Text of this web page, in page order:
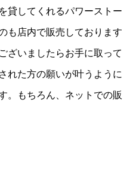
貸してくれるパワーストー
も店内で販売しております
ざいましたらお手に取って
れた方の願いが叶うように
。もちろん、ネットでの販